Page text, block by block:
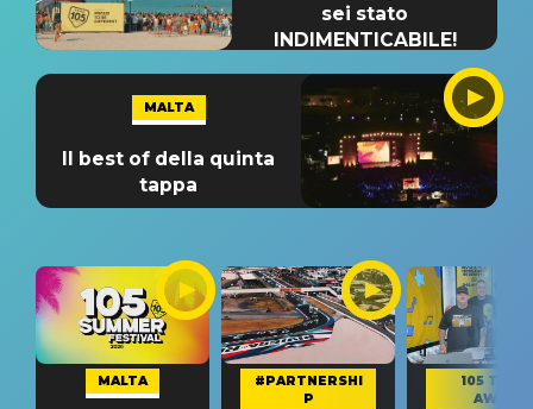
sei stato
INDIMENTICABILE!
MALTA
Il best of della quinta
tappa
MALTA
#PARTNERSHI
P
105 TAKE
AWAY